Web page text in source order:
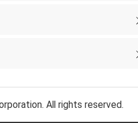
All rights reserved.